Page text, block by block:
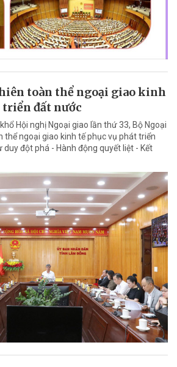
toàn thể ngoại giao kinh
đất nước
Hội nghị Ngoại giao lần thứ 33, Bộ Ngoại
thể ngoại giao kinh tế phục vụ phát triển
duy đột phá - Hành động quyết liệt - Kết